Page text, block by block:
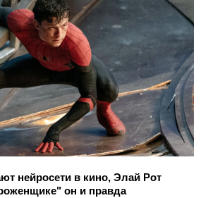
нейросети в кино, Элай Рот
он и правда